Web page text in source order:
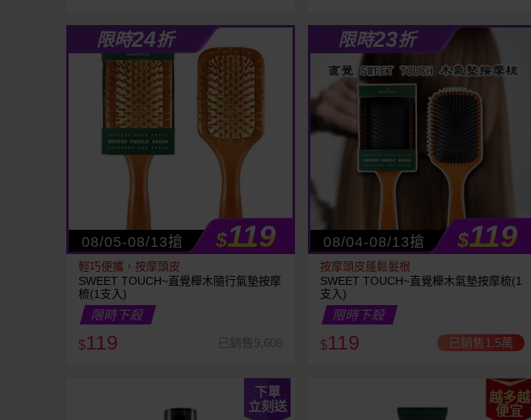
限時24折
08/05-08/13搶 $119
輕巧便攜，按摩頭皮
SWEET TOUCH~直覺櫸木隨行氣墊按摩
梳(1支入)
限時下殺
$119 已銷售9,608
限時23折
08/04-08/13搶 $119
按摩頭皮蓬鬆髮根
SWEET TOUCH~直覺櫸木氣墊按摩梳(1
支入)
限時下殺
$119 已銷售1.5萬
下單
立刻送
越多越
便宜